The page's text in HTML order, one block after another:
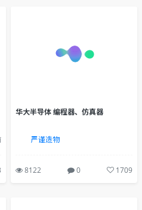
华大半导体 编程器、仿真器
严谨造物
8122 0 1709